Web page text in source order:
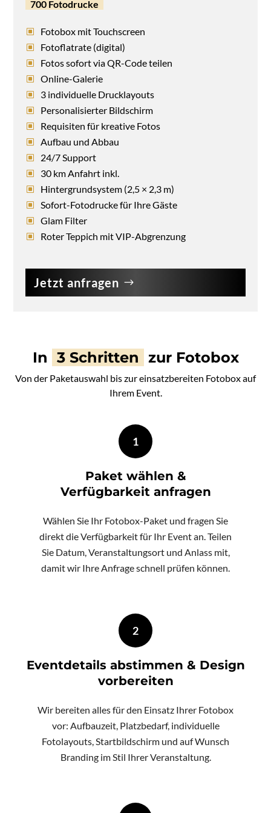
700 Fotodrucke
Fotobox mit Touchscreen
Fotoflatrate (digital)
Fotos sofort via QR-Code teilen
Online-Galerie
3 individuelle Drucklayouts
Personalisierter Bildschirm
Requisiten für kreative Fotos
Aufbau und Abbau
24/7 Support
30 km Anfahrt inkl.
Hintergrundsystem (2,5 × 2,3 m)
Sofort-Fotodrucke für Ihre Gäste
Glam Filter
Roter Teppich mit VIP-Abgrenzung
Jetzt anfragen
In 3 Schritten zur Fotobox
Von der Paketauswahl bis zur einsatzbereiten Fotobox auf
Ihrem Event.
1
Paket wählen &
Verfügbarkeit anfragen
Wählen Sie Ihr Fotobox-Paket und fragen Sie
direkt die Verfügbarkeit für Ihr Event an. Teilen
Sie Datum, Veranstaltungsort und Anlass mit,
damit wir Ihre Anfrage schnell prüfen können.
2
Eventdetails abstimmen & Design
vorbereiten
Wir bereiten alles für den Einsatz Ihrer Fotobox
vor: Aufbauzeit, Platzbedarf, individuelle
Fotolayouts, Startbildschirm und auf Wunsch
Branding im Stil Ihrer Veranstaltung.